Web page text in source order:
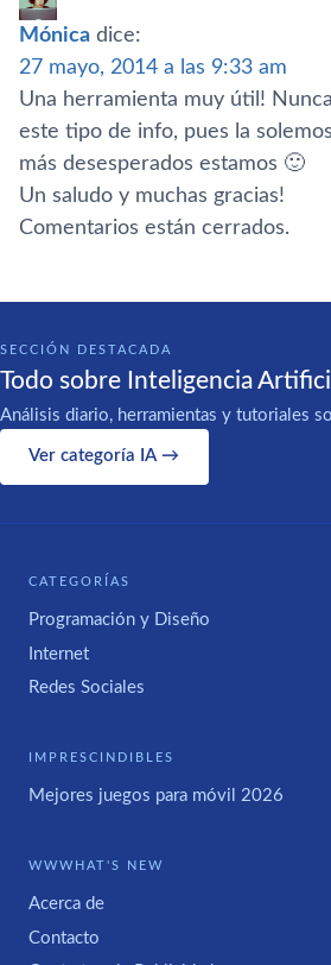
Mónica dice:
27 mayo, 2014 a las 9:33 am
Una herramienta muy útil!
este tipo de info, pues la
más desesperados estamos 🙂
Un saludo y muchas gracias!
Comentarios están cerrados.
SECCIÓN DESTACADA
Todo sobre Inteligencia
Análisis diario, herramientas y tutoriales
Ver categoría IA →
CATEGORÍAS
Programación y Diseño
Internet
Redes Sociales
IMPRESCINDIBLES
Mejores juegos para móvil 2026
WWWHAT'S NEW
Acerca de
Contacto